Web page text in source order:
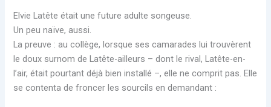
Elvie Latête était une future adulte songeuse.
Un peu naïve, aussi.
La preuve : au collège, lorsque ses camarades lui trouvèrent
le doux surnom de Latête-ailleurs – dont le rival, Latête-en-
l’air, était pourtant déjà bien installé –, elle ne comprit pas. Elle
se contenta de froncer les sourcils en demandant :